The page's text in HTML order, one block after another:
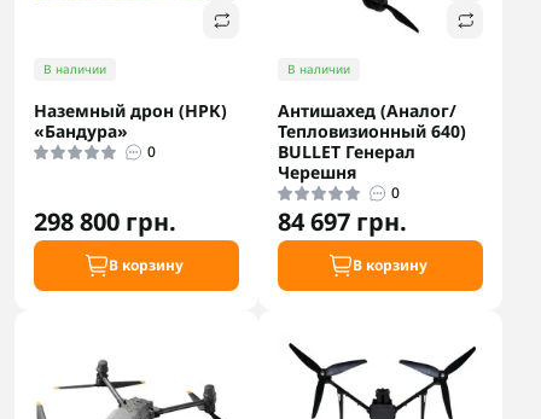
В наличии
Наземный дрон (НРК)
«Бандура»
0
298 800 грн.
В корзину
В наличии
Антишахед (Аналог/
Тепловизионный 640)
BULLET Генерал
Черешня
0
84 697 грн.
В корзину